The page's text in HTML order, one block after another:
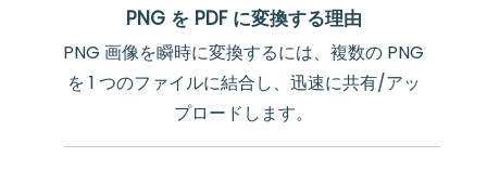
PNG を PDF に変換する理由
PNG 画像を瞬時に変換するには、複数の PNG
を 1 つのファイルに結合し、迅速に共有/アッ
プロードします。